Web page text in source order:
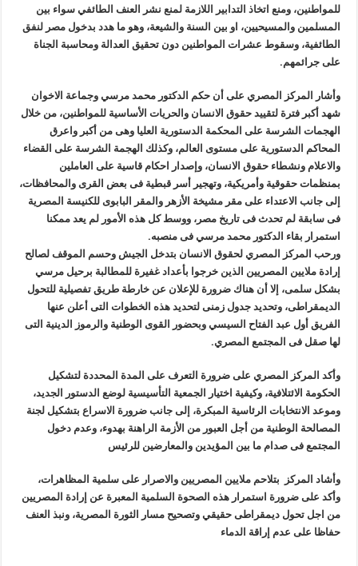
للمواطنين، ومنع اتخاذ التدابير اللازمة لمنع نشر العنف الطائفي سواء بين
المسلمين والمسيحيين، او بين السنة والشيعة، وهو ما هدد بدخول مصر لنفق
الطائفية، وسقوط عشرات المواطنين دون تحقيق العدالة ومحاسبة الجناة
على جرائمهم.
وأشار المركز المصري على أن حكم الدكتور محمد مرسي وجماعة الاخوان
شهد أكبر فترة لتقييد حقوق الانسان والحريات الأساسية للمواطنين، من خلال
الهجمات الشرسة على المحكمة الدستورية العليا وهى من أكبر واعرق
المحاكم الدستورية على مستوى العالم، وكذلك الهجمة الشرسة على القضاء
والاعلام ونشطاء حقوق الانسان، وإصدار احكام قاسية على العاملين
بمنظمات حقوقية وأمريكية، وتهجير أسر قبطية فى بعض القرى والمحافظات،
إلى جانب الاعتداء على مقر مشيخة الأزهر والمقر البابوى للكنيسة المصرية
فى سابقة لم تحدث فى تاريخ مصر، ووسط كل هذه الأمور لم يعد ممكنا
استمرار بقاء الدكتور محمد مرسي فى منصبه.
ورحب المركز المصري لحقوق الانسان بتدخل الجيش وحسم الموقف لصالح
إرادة ملايين المصريين الذين خرجوا بأعداد غفيرة للمطالبة برحيل مرسي
بشكل سلمى، إلا أن هناك ضرورة للإعلان عن خارطة طريق تفصيلية للتحول
الديمقراطى، وتحديد جدول زمنى لتحديد هذه الخطوات التى أعلن عنها
الفريق أول عبد الفتاح السيسي وبحضور القوى الوطنية والرموز الدينية التى
لها صقل فى المجتمع المصري.
وأكد المركز المصري على ضرورة التعرف على المدة المحددة لتشكيل
الحكومة الائتلافية، وكيفية اختيار الجمعية التأسيسية لوضع الدستور الجديد،
وموعد الانتخابات الرئاسية المبكرة، إلى جانب ضرورة الاسراع بتشكيل لجنة
المصالحة الوطنية من أجل العبور من الأزمة الراهنة بهدوء، وعدم دخول
المجتمع فى صدام ما بين المؤيدين والمعارضين للرئيس
وأشاد المركز بتلاحم ملايين المصريين والاصرار على سلمية المظاهرات،
وأكد على ضرورة استمرار هذه الصحوة السلمية المعبرة عن إرادة المصريين
من اجل تحول ديمقراطى حقيقي وتصحيح مسار الثورة المصرية، ونبذ العنف
حفاظا على عدم إراقة الدماء